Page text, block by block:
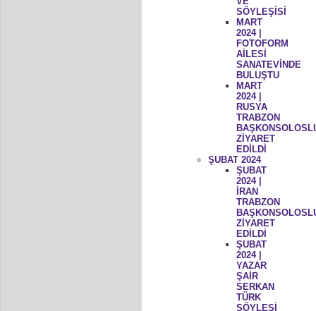
SÖYLEŞİSİ
MART
2024 |
FOTOFORM
AİLESİ
SANATEVİNDE
BULUŞTU
MART
2024 |
RUSYA
TRABZON
ZİYARET
EDİLDİ
ŞUBAT 2024
ŞUBAT
2024 |
İRAN
TRABZON
ZİYARET
EDİLDİ
ŞUBAT
2024 |
YAZAR
ŞAİR
SERKAN
TÜRK
SÖYLEŞİ